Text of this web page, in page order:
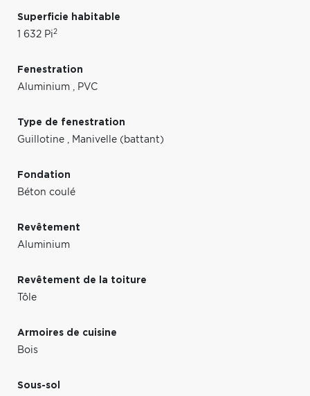
Superficie habitable
1 632 Pi2
Fenestration
Aluminium , PVC
Type de fenestration
Guillotine , Manivelle (battant)
Fondation
Béton coulé
Revêtement
Aluminium
Revêtement de la toiture
Tôle
Armoires de cuisine
Bois
Sous-sol